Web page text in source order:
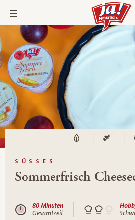
SÜSSES
Sommerfrisch
80 Minuten
Gesamtzeit